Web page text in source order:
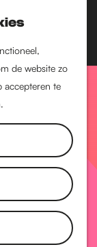
de website zo
accepteren te
West
van